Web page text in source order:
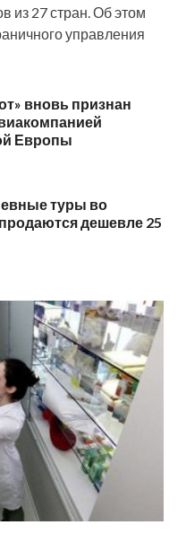
из 27 стран. Об этом
управления
вновь признан
Европы
туры во
дешевле 25